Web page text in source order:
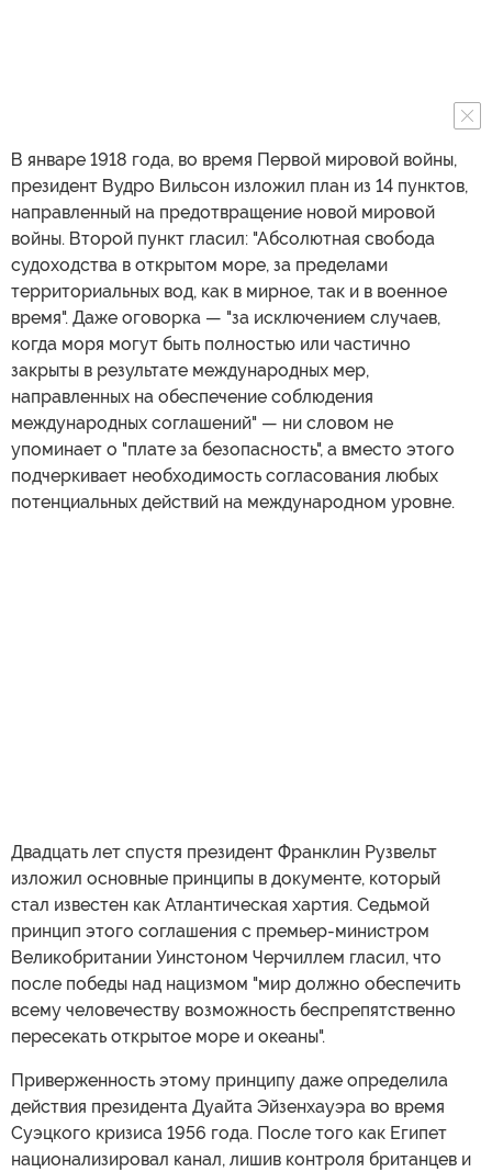
В январе 1918 года, во время Первой мировой войны,
президент Вудро Вильсон изложил план из 14 пунктов,
направленный на предотвращение новой мировой
войны. Второй пункт гласил: "Абсолютная свобода
судоходства в открытом море, за пределами
территориальных вод, как в мирное, так и в военное
время". Даже оговорка — "за исключением случаев,
когда моря могут быть полностью или частично
закрыты в результате международных мер,
направленных на обеспечение соблюдения
международных соглашений" — ни словом не
упоминает о "плате за безопасность", а вместо этого
подчеркивает необходимость согласования любых
потенциальных действий на международном уровне.
Двадцать лет спустя президент Франклин Рузвельт
изложил основные принципы в документе, который
стал известен как Атлантическая хартия. Седьмой
принцип этого соглашения с премьер-министром
Великобритании Уинстоном Черчиллем гласил, что
после победы над нацизмом "мир должно обеспечить
всему человечеству возможность беспрепятственно
пересекать открытое море и океаны".
Приверженность этому принципу даже определила
действия президента Дуайта Эйзенхауэра во время
Суэцкого кризиса 1956 года. После того как Египет
национализировал канал, лишив контроля британцев и